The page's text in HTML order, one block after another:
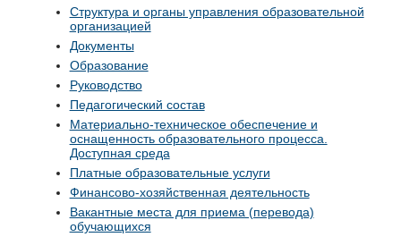
Структура и органы управления образовательной
организацией
Документы
Образование
Руководство
Педагогический состав
Материально-техническое обеспечение и
оснащенность образовательного процесса.
Доступная среда
Платные образовательные услуги
Финансово-хозяйственная деятельность
Вакантные места для приема (перевода)
обучающихся